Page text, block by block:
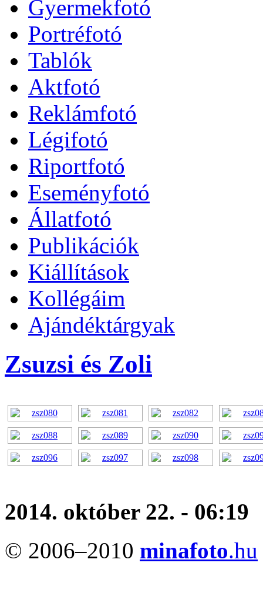
Gyermekfotó
Portréfotó
Tablók
Aktfotó
Reklámfotó
Légifotó
Riportfotó
Eseményfotó
Állatfotó
Publikációk
Kiállítások
Kollégáim
Ajándéktárgyak
Zsuzsi és Zoli
2014. október 22. - 06:19
© 2006–2010 minafoto.hu